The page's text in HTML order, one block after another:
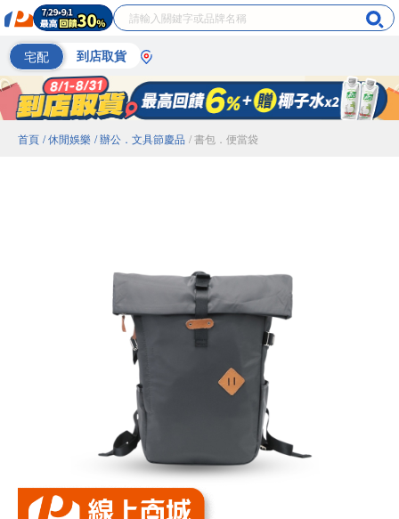
宅配 到店取貨
首頁 / 休閒娛樂 / 辦公．文具節慶品 / 書包．便當袋